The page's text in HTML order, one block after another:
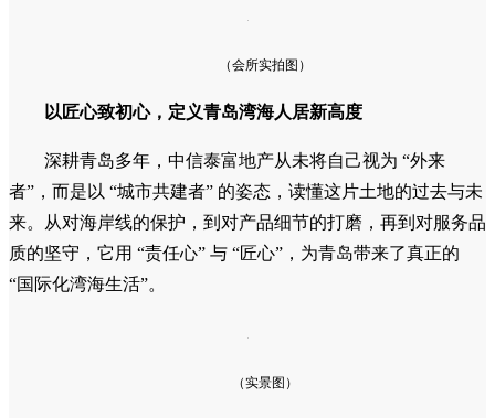
（会所实拍图）
以匠心致初心，定义青岛湾海人居新高度
深耕青岛多年，中信泰富地产从未将自己视为 “外来
者”，而是以 “城市共建者” 的姿态，读懂这片土地的过去与未
来。从对海岸线的保护，到对产品细节的打磨，再到对服务品
质的坚守，它用 “责任心” 与 “匠心”，为青岛带来了真正的
“国际化湾海生活”。
（实景图）